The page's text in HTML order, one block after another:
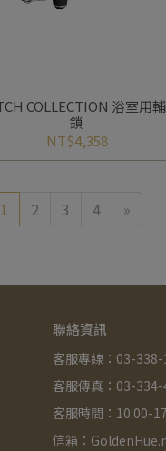
COLLECTION 浴室用
鎖
NT$4,358
1 2 3 4 »
聯絡資訊
客服專線：03-
客服傳真：03-
客服時間：10:00-
信箱：